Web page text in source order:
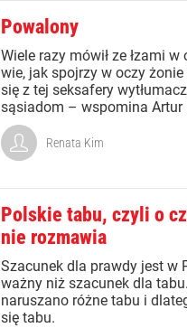
Powalony
Wiele razy mówił ze łzami w
wie, jak spojrzy w oczy
się z tej seksafery
sąsiadom – wspomina Artur
Renata Kim
Polskie tabu, czyli o
nie rozmawia
Szacunek dla prawdy jest w
ważny niż szacunek dla
naruszano różne tabu i
się tabu.